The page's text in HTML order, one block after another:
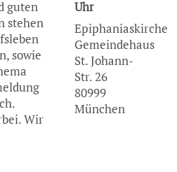
guten
stehen
sowie
Wir
Uhr
Epiphaniaskirche
Gemeindehaus
St. Johann-
Str. 26
80999
München